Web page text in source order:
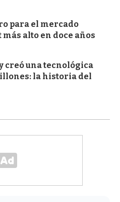
para el mercado
alto en doce años
creó una tecnológica
la historia del